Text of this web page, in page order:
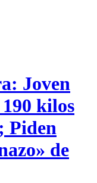
Joven
kilos
Piden
de